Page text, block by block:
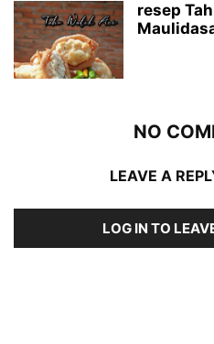
resep
NO
LEAVE A
LOG IN TO